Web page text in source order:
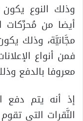
وذلك النوع يكون
أيضا من مُحرِّكات
فمن أنواع
معروفا بالدفع
إذ أنه يتم
النَّقرات التي